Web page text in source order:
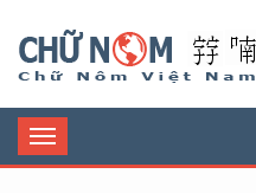
Toggle
navigation